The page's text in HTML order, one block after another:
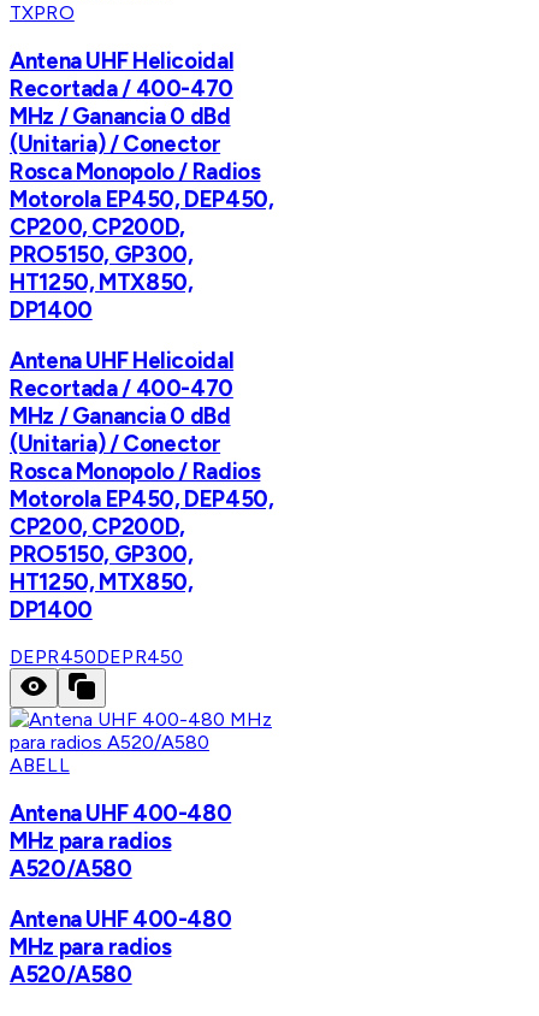
TXPRO
Antena UHF Helicoidal
Recortada / 400-470
MHz / Ganancia 0 dBd
(Unitaria) / Conector
Rosca Monopolo / Radios
Motorola EP450, DEP450,
CP200, CP200D,
PRO5150, GP300,
HT1250, MTX850,
DP1400
Antena UHF Helicoidal
Recortada / 400-470
MHz / Ganancia 0 dBd
(Unitaria) / Conector
Rosca Monopolo / Radios
Motorola EP450, DEP450,
CP200, CP200D,
PRO5150, GP300,
HT1250, MTX850,
DP1400
DEPR450DEPR450
ABELL
Antena UHF 400-480
MHz para radios
A520/A580
Antena UHF 400-480
MHz para radios
A520/A580